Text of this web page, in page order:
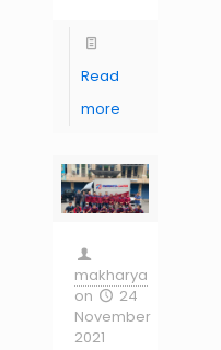
Read
more
makharya
on
24
November
2021